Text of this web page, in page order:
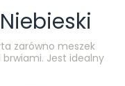
zarówno meszek
brwiami. Jest idealny